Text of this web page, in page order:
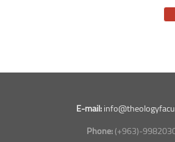
E-mail:
Phone:(+963)-